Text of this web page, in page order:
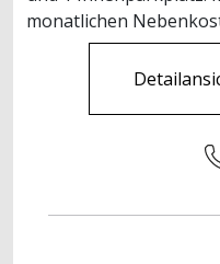
monatlichen